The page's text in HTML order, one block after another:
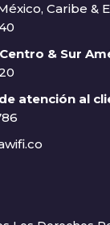
Caribe &
& Sur
atención al